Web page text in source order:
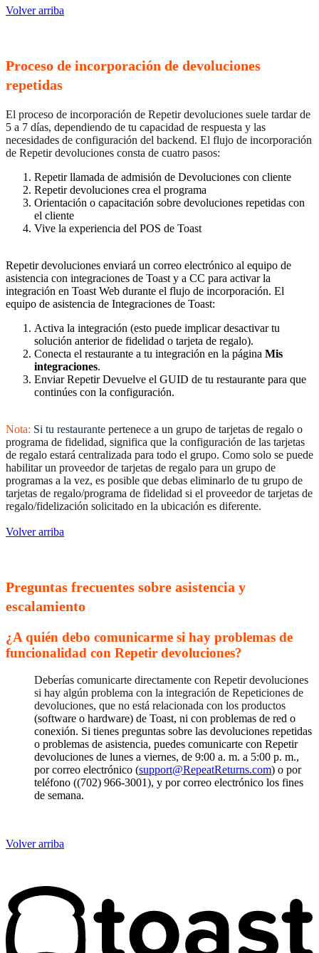
Volver arriba
Proceso de incorporación de devoluciones
repetidas
El proceso de incorporación de Repetir devoluciones suele tardar de
5 a 7 días, dependiendo de tu capacidad de respuesta y las
necesidades de configuración del backend. El flujo de incorporación
de Repetir devoluciones consta de cuatro pasos:
Repetir llamada de admisión de Devoluciones con cliente
Repetir devoluciones crea el programa
Orientación o capacitación sobre devoluciones repetidas con
el cliente
Vive la experiencia del POS de Toast
Repetir devoluciones enviará un correo electrónico al equipo de
asistencia con integraciones de Toast y a CC para activar la
integración en Toast Web durante el flujo de incorporación. El
equipo de asistencia de Integraciones de Toast:
Activa la integración (esto puede implicar desactivar tu
solución anterior de fidelidad o tarjeta de regalo).
Conecta el restaurante a tu integración en la página Mis
integraciones.
Enviar Repetir Devuelve el GUID de tu restaurante para que
continúes con la configuración.
Nota: Si tu restaurante pertenece a un grupo de tarjetas de regalo o
programa de fidelidad, significa que la configuración de las tarjetas
de regalo estará centralizada para todo el grupo. Como solo se puede
habilitar un proveedor de tarjetas de regalo para un grupo de
programas a la vez, es posible que debas eliminarlo de tu grupo de
tarjetas de regalo/programa de fidelidad si el proveedor de tarjetas de
regalo/fidelización solicitado en la ubicación es diferente.
Volver arriba
Preguntas frecuentes sobre asistencia y
escalamiento
¿A quién debo comunicarme si hay problemas de
funcionalidad con Repetir devoluciones?
Deberías comunicarte directamente con Repetir devoluciones
si hay algún problema con la integración de Repeticiones de
devoluciones, que no está relacionada con los productos
(software o hardware) de Toast, ni con problemas de red o
conexión. Si tienes preguntas sobre las devoluciones repetidas
o problemas de asistencia, puedes comunicarte con Repetir
devoluciones de lunes a viernes, de 9:00 a. m. a 5:00 p. m.,
por correo electrónico (support@RepeatReturns.com) o por
teléfono ((702) 966-3001), y por correo electrónico los fines
de semana.
Volver arriba